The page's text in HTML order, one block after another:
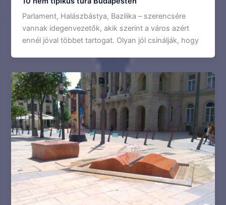
Parlament, Halászbástya, Bazilika – szerencsére
vannak idegenvezetők, akik szerint a város azért
ennél jóval többet tartogat. Olyan jól csinálják, hogy